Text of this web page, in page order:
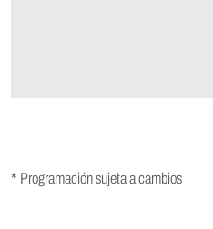
* Programación sujeta a cambios